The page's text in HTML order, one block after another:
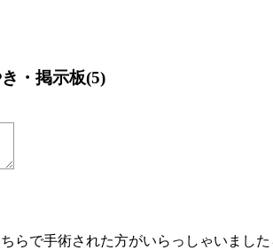
・掲示板(5)
らで手術された方がいらっしゃいました